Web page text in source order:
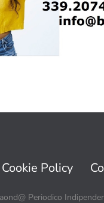
Cookie Policy
Periodico